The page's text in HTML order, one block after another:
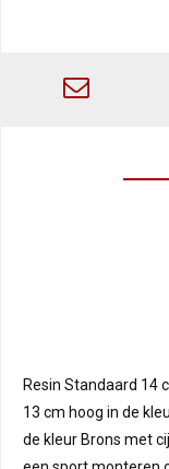
Resin Standaard 14
13 cm hoog in de
de kleur Brons met